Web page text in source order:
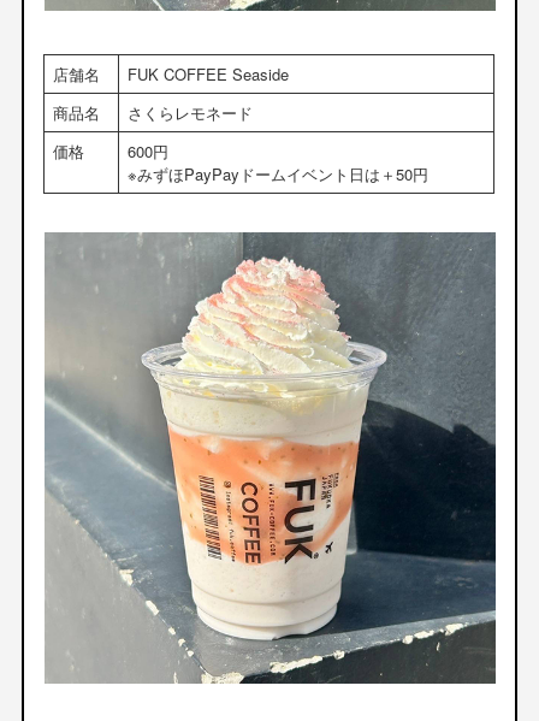
店舗名
FUK COFFEE Seaside
商品名
さくらレモネード
価格
600円
※みずほPayPayドームイベント日は＋50円